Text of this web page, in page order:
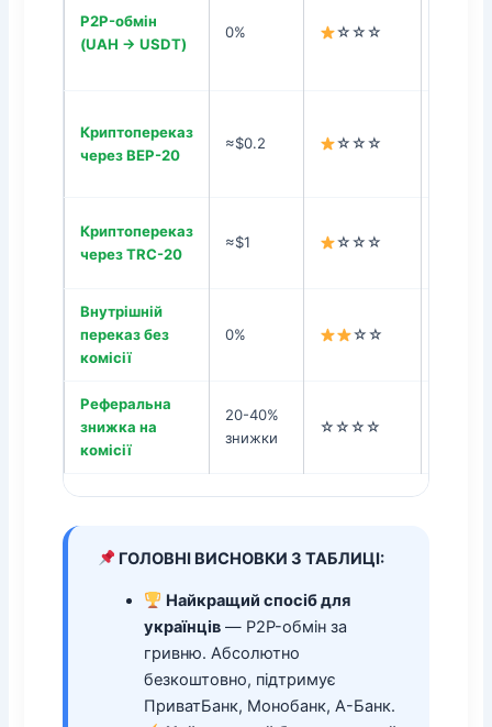
P2P-обмін
(UAH → USDT)
0% ☆☆☆
Криптопереказ
через BEP-20
≈$0.2 ☆☆☆
Криптопереказ
через TRC-20
≈$1 ☆☆☆
Внутрішній
переказ без
комісії
0% ☆☆
Реферальна
знижка на
комісії
20-40%
знижки
☆☆☆☆
ГОЛОВНІ ВИСНОВКИ З ТАБЛИЦІ:
Найкращий спосіб для
українців— P2P-обмін за
гривню. Абсолютно
безкоштовно, підтримує
ПриватБанк, Монобанк, А-Банк.